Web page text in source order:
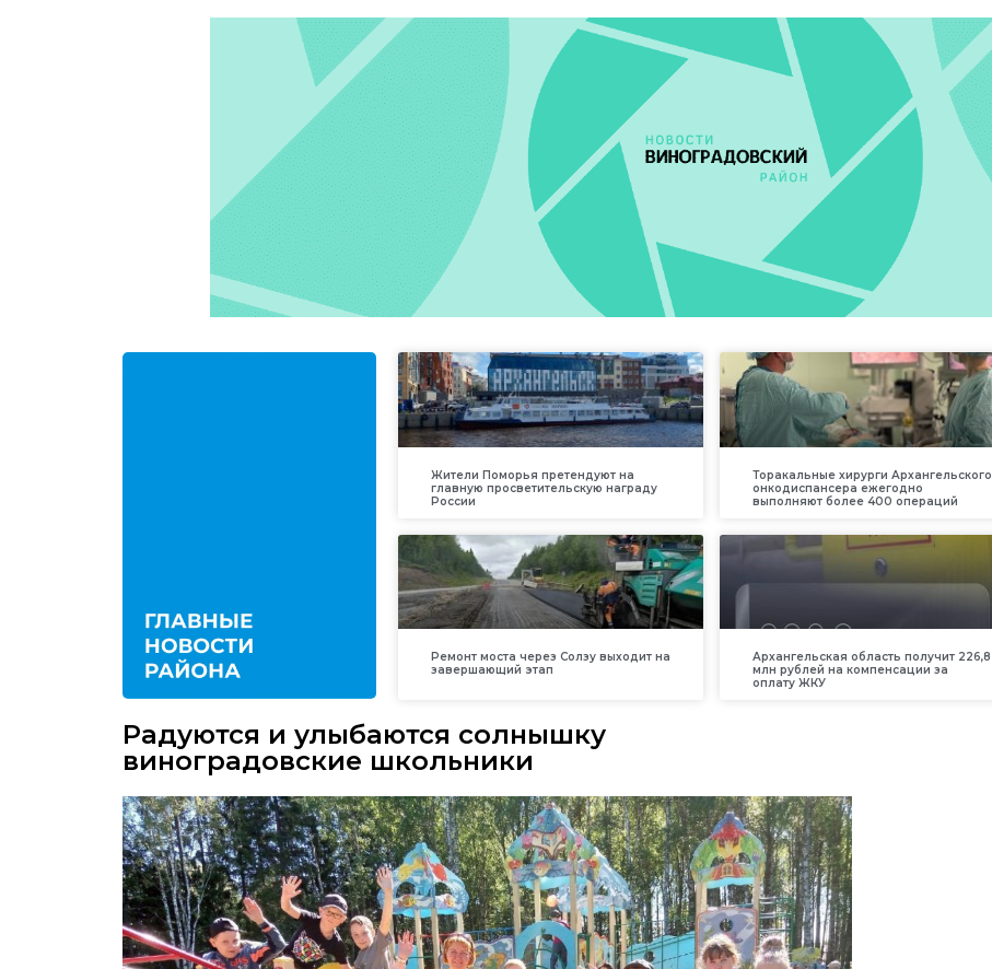
Жители Поморья претендуют на
главную просветительскую награду
России
Торакальные хирурги Архангельского
онкодиспансера ежегодно
выполняют более 400 операций
Ремонт моста через Солзу выходит на
завершающий этап
Архангельская область получит 226,8
млн рублей на компенсации за
оплату ЖКУ
Радуются и улыбаются солнышку
виноградовские школьники